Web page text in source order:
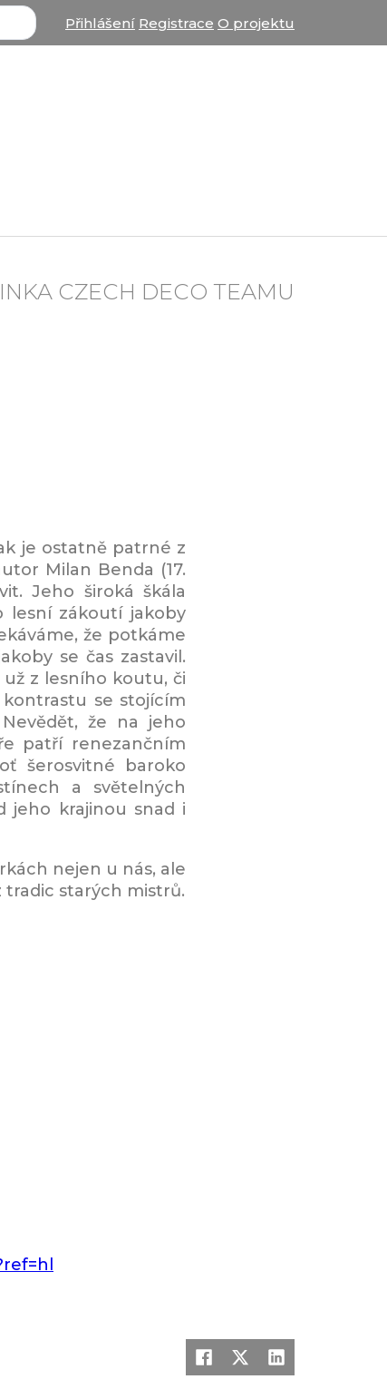
Přihlášení Registrace O projektu
CZECH DECO TEAMU
je ostatně patrné z
Milan Benda (17.
Jeho široká škála
lesní zákoutí jakoby
že potkáme
se čas zastavil.
z lesního koutu, či
se stojícím
že na jeho
patří renezančním
šerosvitné baroko
a světelných
jeho krajinou snad i
nejen u nás, ale
tradic starých mistrů.